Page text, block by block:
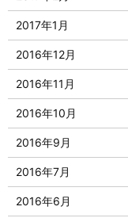
2017年1月
2016年12月
2016年11月
2016年10月
2016年9月
2016年7月
2016年6月